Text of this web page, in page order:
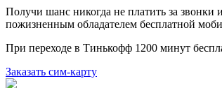
Получи шанс никогда не платить за звонки
пожизненным обладателем бесплатной
При переходе в Тинькофф 1200 минут
Заказать сим-карту